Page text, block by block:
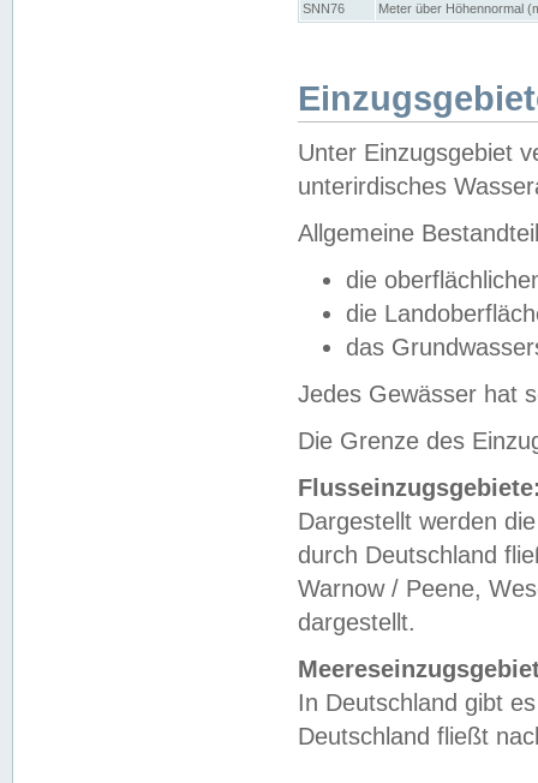
SNN76
Meter über Höhennormal
Unter Einzugsgebiet
unterirdisches
Allgemeine
die
die
das
Jedes Gewässer hat
Die Grenze des
Dargestellt werden
durch Deutschland
Warnow / Peene,
dargestellt.
In Deutschland gibt
Deutschland fließt